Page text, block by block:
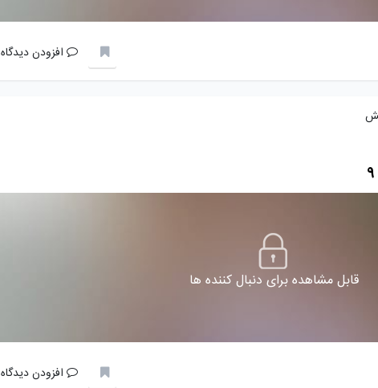
افزودن دیدگاه
قابل مشاهده برای دنبال کننده ها
افزودن دیدگاه